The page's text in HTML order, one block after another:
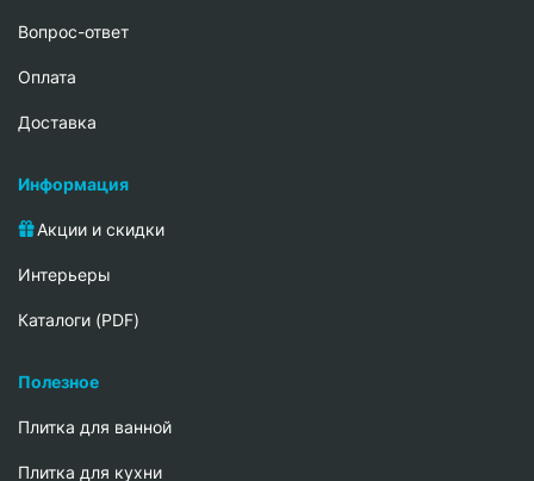
Вопрос-ответ
Oплата
Доставка
Информация
Акции и скидки
Интерьеры
Каталоги (PDF)
Полезное
Плитка для ванной
Плитка для кухни